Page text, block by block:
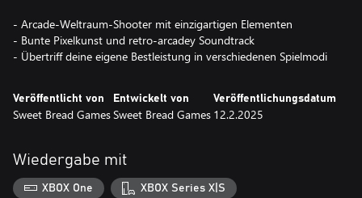
- Arcade-Weltraum-Shooter mit einzigartigen Elementen
- Bunte Pixelkunst und retro-arcadey Soundtrack
- Übertriff deine eigene Bestleistung in verschiedenen Spielmodi
Veröffentlicht von
Sweet Bread Games
Entwickelt von
Sweet Bread Games
Veröffentlichungsdatum
12.2.2025
Wiedergabe mit
XBOX One XBOX Series X|S